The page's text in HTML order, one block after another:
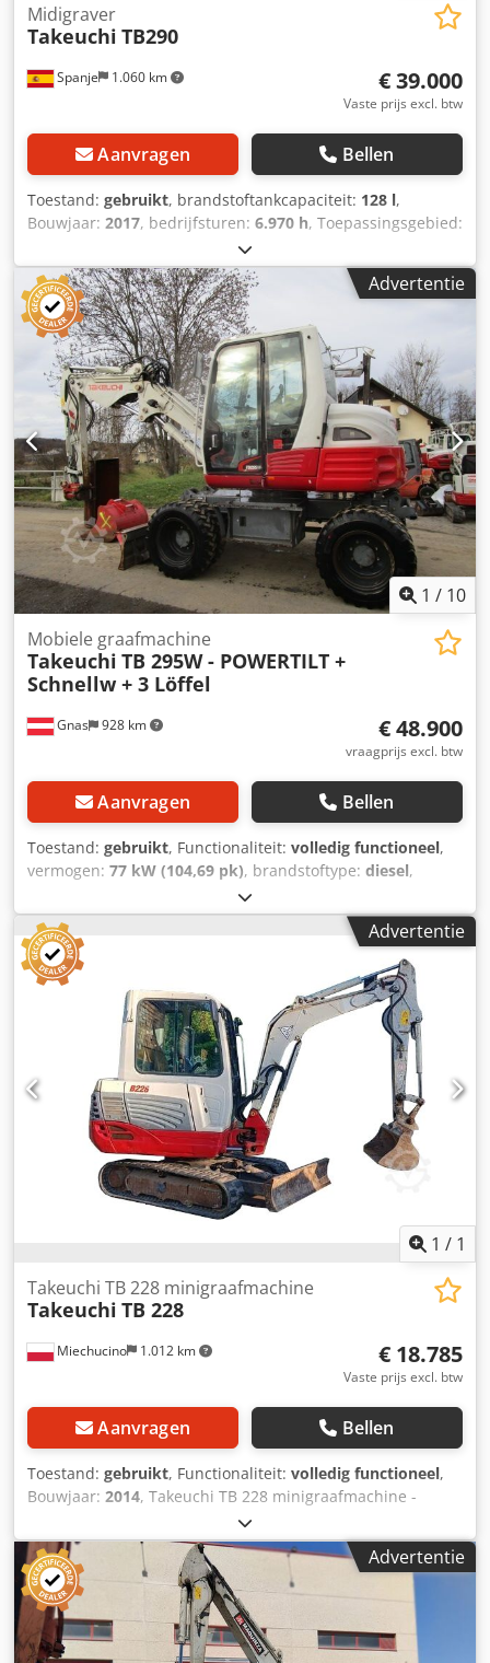
Spanje 1.060 km
Midigraver
Takeuchi TB290
€ 39.000
Vaste prijs excl. btw
Aanvragen Bellen
Toestand: gebruikt, brandstoftankcapaciteit: 128 l,
Bouwjaar: 2017, bedrijfsturen: 6.970 h, Toepassingsgebied:
Bouw Ledig gewicht: 9.000 kg Afmetingen (LxBxH): 699 x
220 x 257 cm Rupsbandbreedte: 45 cm Cedpszdud Aofx Ad
Noha
Advertentie
1 / 10
Gnas 928 km
Mobiele graafmachine
Takeuchi TB 295W - POWERTILT +
Schnellw + 3 Löffel
€ 48.900
vraagprijs excl. btw
Aanvragen Bellen
Toestand: gebruikt, Functionaliteit: volledig functioneel,
vermogen: 77 kW (104,69 pk), brandstoftype: diesel,
, Bouwjaar:
7.688 h, aandrijftype:Diesel, Mobiele graafmachine Cjdpfx
Adezngxgj Nsha Technische staat: goed Voorbanden staat:
20 - 40% Achterbanden staat: 20 - 40% Beschrijving:
Mobiele graafmachine Takeuchi TB 295W - bouwjaar 2014 -
7.688 bedrijfsuren - 10,8 ton - hydraulische snelwissel -
POWERTILT - 1 stuks nagenoeg nieuwe slotenbak 100 cm -
1 stuks gebruikte slotenbak 40 cm - 1 stuks hydraulische
bak 150 cm - 4-cilinder ISUZU turbodieselmotor, 104 pk -
airconditioning - lange graafarm - banden ca. 30% - goede
originele staat. Snelwissel, bakken, 3e ventiel, 4e ventiel,
verwarming, volledig gesloten cabine, airconditioning,
Advertentie
1 / 1
Miechucino 1.012 km
Takeuchi TB 228 minigraafmachine
Takeuchi TB 228
€ 18.785
Vaste prijs excl. btw
Aanvragen Bellen
Toestand: gebruikt, Functionaliteit: volledig functioneel,
Bouwjaar: 2014, Takeuchi TB 228 minigraafmachine -
Bouwjaar: 2014 TECHNISCHE SPECIFICATIES Parameter
Waarde Bedrijfsgewicht 2.770 kg Maximale graafdiepte
2.875 mm Maximale storthoogte 3.190 mm Maximale
reikwijdte 4.850 mm Lengte van de arm 1.445 mm
Zwenksnelheid 10 tpm Trekvermogen 2.873 kg
Hefvermogen 530 kg MOTOR Parameter Waarde Merk /
Model Yanmar / 3TNV82 Emissienorm EPA Tier 4 Cilinders /
Advertentie